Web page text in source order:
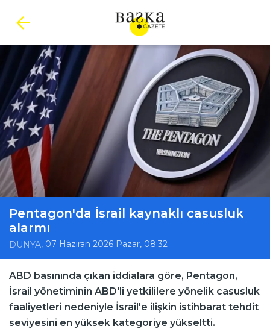
Pentagon'da İsrail kaynaklı casusluk
alarmı
DÜNYA, 07 Haziran 2026 Pazar, 08:32
ABD basınında çıkan iddialara göre, Pentagon,
İsrail yönetiminin ABD'li yetkililere yönelik casusluk
faaliyetleri nedeniyle İsrail'e ilişkin istihbarat tehdit
seviyesini en yüksek kategoriye yükseltti.